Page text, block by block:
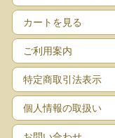
カートを見る
ご利用案内
特定商取引法表示
個人情報の取扱い